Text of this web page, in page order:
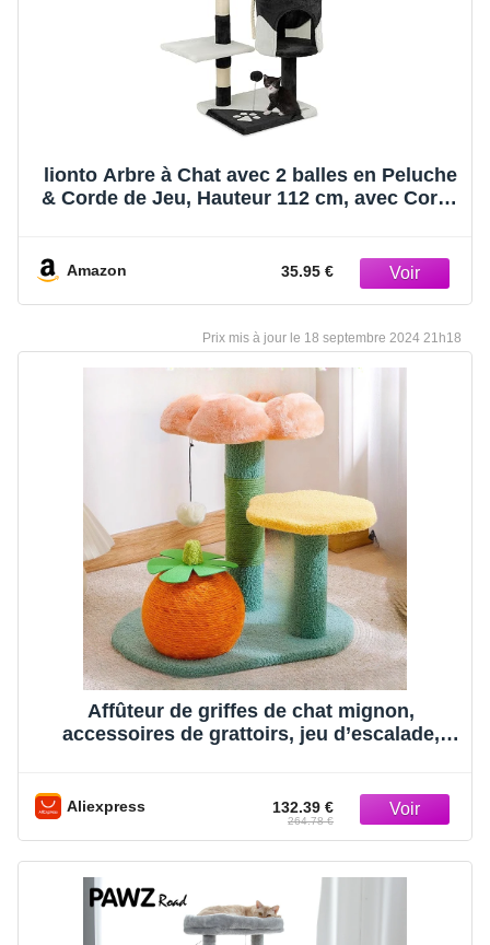
lionto Arbre à Chat avec 2 balles en Peluche
& Corde de Jeu, Hauteur 112 cm, avec Corde
Grands Chats, Noir/Blanc
Amazon 35.95 €
18 septembre 2024 21h18
Affûteur de griffes de chat mignon,
accessoires de grattoirs, jeu d’escalade,
Aliexpress 132.39 €
264.78 €